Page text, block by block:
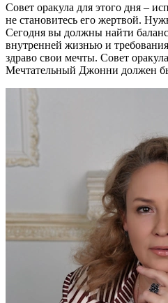
Совет оракула для этого дня –
не становитесь его жертвой.
Сегодня вы должны найти
внутренней жизнью и
здраво свои мечты. Совет
Мечтательный Джонни должен